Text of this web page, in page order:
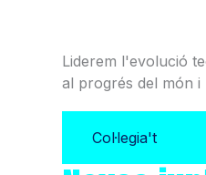
Liderem l'evolució
al progrés del món i
Col·legia't